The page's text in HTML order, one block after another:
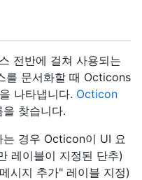
전반에 걸쳐 사용되는
를 문서화할 때 Octicons
나타냅니다. Octicon
찾습니다.
경우 Octicon이 UI 요
레이블이 지정된 단추)
시지 추가" 레이블 지정)